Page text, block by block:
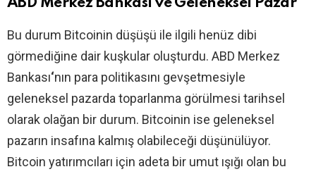
ABD Merkez Bankası ve Geleneksel Pazar
Bu durum Bitcoinin düşüşü ile ilgili henüz dibi
görmediğine dair kuşkular oluşturdu. ABD Merkez
Bankası‘nın para politikasını gevşetmesiyle
geleneksel pazarda toparlanma görülmesi tarihsel
olarak olağan bir durum. Bitcoinin ise geleneksel
pazarın insafına kalmış olabileceği düşünülüyor.
Bitcoin yatırımcıları için adeta bir umut ışığı olan bu